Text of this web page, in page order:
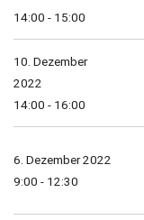
14:00 - 15:00
10. Dezember
2022
14:00 - 16:00
6. Dezember 2022
9:00 - 12:30